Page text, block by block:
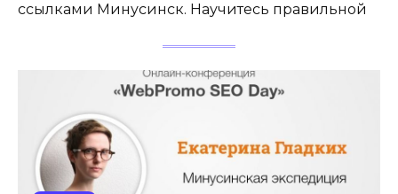
ссылками Минусинск. Научитесь правильной